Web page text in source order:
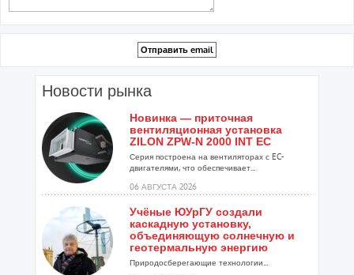
Новости рынка
Новинка — приточная
вентиляционная установка
ZILON ZPW-N 2000 INT EC
Серия построена на вентиляторах с EC-
двигателями, что обеспечивает...
06 АВГУСТА 2026
Учёные ЮУрГУ создали
каскадную установку,
объединяющую солнечную и
геотермальную энергию
Природосберегающие технологии...